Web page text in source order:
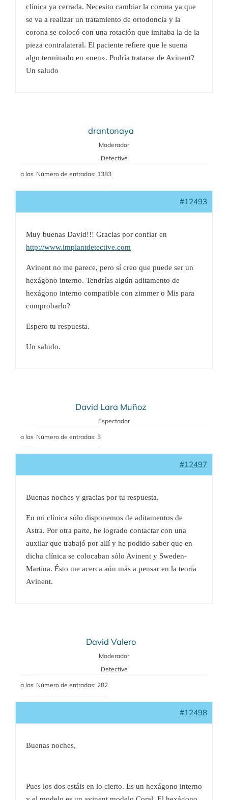
clínica ya cerrada. Necesito cambiar la corona ya que
se va a realizar un tratamiento de ortodoncia y la
corona se colocó con una rotación que imitaba la de la
pieza contralateral. El paciente refiere que le suena
algo terminado en «nen». Podría tratarse de Avinent?
Un saludo
drantonaya
Moderador
Detective
a las Número de entradas: 1383
#12493
Muy buenas David!!! Gracias por confiar en
http://www.implantdetective.com
Avinent no me parece, pero sí creo que puede ser un
hexágono interno. Tendrías algún aditamento de
hexágono interno compatible con zimmer o Mis para
comprobarlo?
Espero tu respuesta.
Un saludo.
David Lara Muñoz
Espectador
a las Número de entradas: 3
#12497
Buenas noches y gracias por tu respuesta.
En mi clínica sólo disponemos de aditamentos de
Astra. Por otra parte, he logrado contactar con una
auxilar que trabajó por allí y he podido saber que en
dicha clínica se colocaban sólo Avinent y Sweden-
Martina. Ésto me acerca aún más a pensar en la teoría
Avinent.
David Valero
Moderador
Detective
a las Número de entradas: 282
#12498
Buenas noches,
Pues los dos estáis en lo cierto. Es un hexágono interno